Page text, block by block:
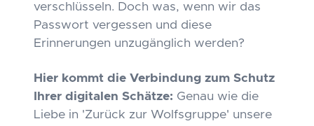
verschlüsseln. Doch was, wenn wir das
Passwort vergessen und diese
Erinnerungen unzugänglich werden?
Hier kommt die Verbindung zum Schutz
Ihrer digitalen Schätze: Genau wie die
Liebe in 'Zurück zur Wolfsgruppe' unsere